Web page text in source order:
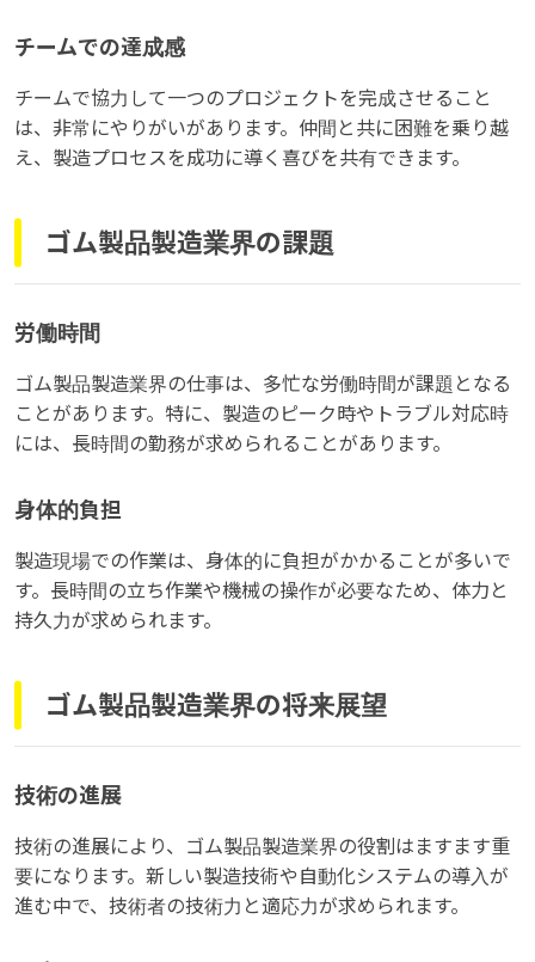
チームでの達成感
チームで協力して一つのプロジェクトを完成させること
は、非常にやりがいがあります。仲間と共に困難を乗り越
え、製造プロセスを成功に導く喜びを共有できます。
ゴム製品製造業界の課題
労働時間
ゴム製品製造業界の仕事は、多忙な労働時間が課題となる
ことがあります。特に、製造のピーク時やトラブル対応時
には、長時間の勤務が求められることがあります。
身体的負担
製造現場での作業は、身体的に負担がかかることが多いで
す。長時間の立ち作業や機械の操作が必要なため、体力と
持久力が求められます。
ゴム製品製造業界の将来展望
技術の進展
技術の進展により、ゴム製品製造業界の役割はますます重
要になります。新しい製造技術や自動化システムの導入が
進む中で、技術者の技術力と適応力が求められます。